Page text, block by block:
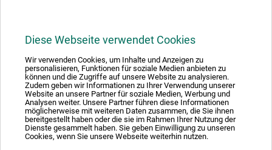
Diese Webseite verwendet Cookies
Wir verwenden Cookies, um Inhalte und Anzeigen zu
personalisieren, Funktionen für soziale Medien anbieten zu
können und die Zugriffe auf unsere Website zu analysieren.
Zudem geben wir Informationen zu Ihrer Verwendung unserer
Website an unsere Partner für soziale Medien, Werbung und
Analysen weiter. Unsere Partner führen diese Informationen
möglicherweise mit weiteren Daten zusammen, die Sie ihnen
bereitgestellt haben oder die sie im Rahmen Ihrer Nutzung der
Dienste gesammelt haben. Sie geben Einwilligung zu unseren
Cookies, wenn Sie unsere Webseite weiterhin nutzen.
1
Absolut sikker